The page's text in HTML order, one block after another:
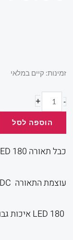
זמינות: קיים במלאי
-
כמות
כבל
תאורה
180
צבעוני
+
הוספה לסל
כבל תאורה 180 LED צבעוני עם שליטה ׁ(CONTROL )
עוצמת התאורה 3.6W \ 31 VDC